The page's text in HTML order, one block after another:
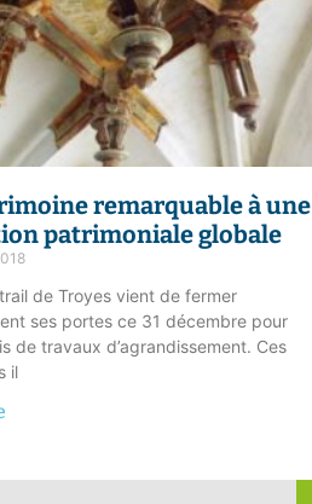
remarquableà une
patrimoniale globale
de Troyes vient de fermer
ses portes ce 31 décembre pour
de travaux d’agrandissement. Ces
il